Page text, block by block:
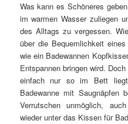
Was kann es Schöneres
im warmen Wasser zuliegen
des Alltags zu vergessen.
über die Bequemlichkeit
wie ein Badewannen
Entspannen bringen wird.
einfach nur so im Bett
Badewanne mit Saugnäpfen
Verrutschen unmöglich,
wieder unter das Kissen für